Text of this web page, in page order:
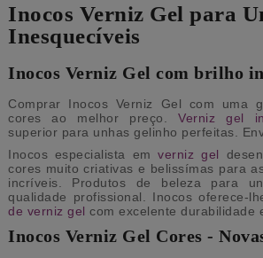
Inocos Verniz Gel para
Inesquecíveis
Inocos Verniz Gel com brilho
Comprar Inocos Verniz Gel com uma
cores ao melhor preço.Verniz gel
superior para unhas gelinho perfeitas.
Inocos especialista emverniz gel
cores muito criativas e belissímas para
incríveis. Produtos de beleza para
qualidade profissional. Inocos oferece-
de verniz gel com excelente durabilidade
Inocos Verniz Gel Cores -